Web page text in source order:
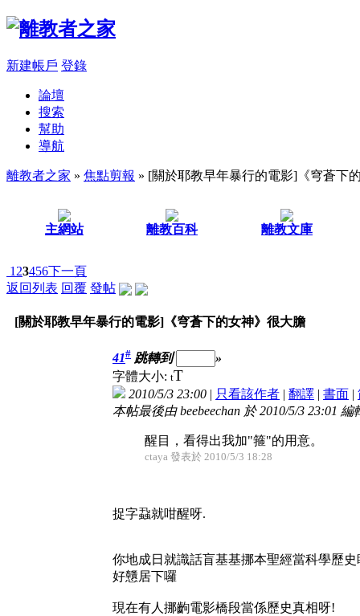
新建帳戶 登錄
論壇
搜索
幫助
導航
離教者之家 » 焦點剪報 » [關於耶教早年暴行的電影]《穹蒼下
主網站 離教百科 離教文庫
1 23456下一頁
返回列表 回覆 發帖
[關於耶教早年暴行的電影]《穹蒼下的女神》很大膽
41# 跳轉到
»
字體大小: tT
2010/5/3 23:00 | 只看該作者 | 翻譯 | 書面 |
本帖最後由 beebeechan 於 2010/5/3 23:01 編
醒目，看得出我加"箍"的用意。
ctaya 發表於 2010/5/3 18:28
捉字蝨就咁醒呀.
你地成日就識話盲基基挪本聖經當科學歷史
好戇居下囉
現在有人挪齣電影橋段當係歷史真相呀!